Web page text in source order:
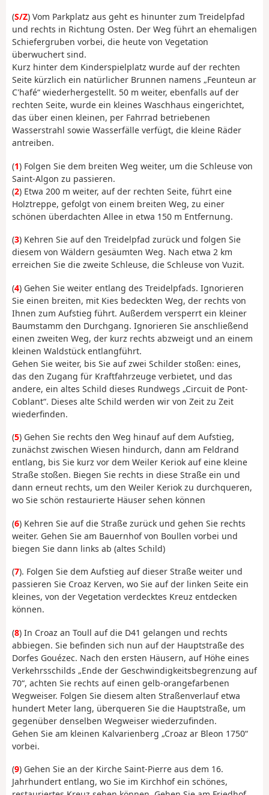
(S/Z) Vom Parkplatz aus geht es hinunter zum Treidelpfad
und rechts in Richtung Osten. Der Weg führt an ehemaligen
Schiefergruben vorbei, die heute von Vegetation
überwuchert sind.
Kurz hinter dem Kinderspielplatz wurde auf der rechten
Seite kürzlich ein natürlicher Brunnen namens „Feunteun ar
C'hafé“ wiederhergestellt. 50 m weiter, ebenfalls auf der
rechten Seite, wurde ein kleines Waschhaus eingerichtet,
das über einen kleinen, per Fahrrad betriebenen
Wasserstrahl sowie Wasserfälle verfügt, die kleine Räder
antreiben.
(1) Folgen Sie dem breiten Weg weiter, um die Schleuse von
Saint-Algon zu passieren.
(2) Etwa 200 m weiter, auf der rechten Seite, führt eine
Holztreppe, gefolgt von einem breiten Weg, zu einer
schönen überdachten Allee in etwa 150 m Entfernung.
(3) Kehren Sie auf den Treidelpfad zurück und folgen Sie
diesem von Wäldern gesäumten Weg. Nach etwa 2 km
erreichen Sie die zweite Schleuse, die Schleuse von Vuzit.
(4) Gehen Sie weiter entlang des Treidelpfads. Ignorieren
Sie einen breiten, mit Kies bedeckten Weg, der rechts von
Ihnen zum Aufstieg führt. Außerdem versperrt ein kleiner
Baumstamm den Durchgang. Ignorieren Sie anschließend
einen zweiten Weg, der kurz rechts abzweigt und an einem
kleinen Waldstück entlangführt.
Gehen Sie weiter, bis Sie auf zwei Schilder stoßen: eines,
das den Zugang für Kraftfahrzeuge verbietet, und das
andere, ein altes Schild dieses Rundwegs „Circuit de Pont-
Coblant“. Dieses alte Schild werden wir von Zeit zu Zeit
wiederfinden.
(5) Gehen Sie rechts den Weg hinauf auf dem Aufstieg,
zunächst zwischen Wiesen hindurch, dann am Feldrand
entlang, bis Sie kurz vor dem Weiler Keriok auf eine kleine
Straße stoßen. Biegen Sie rechts in diese Straße ein und
dann erneut rechts, um den Weiler Keriok zu durchqueren,
wo Sie schön restaurierte Häuser sehen können
(6) Kehren Sie auf die Straße zurück und gehen Sie rechts
weiter. Gehen Sie am Bauernhof von Boullen vorbei und
biegen Sie dann links ab (altes Schild)
(7). Folgen Sie dem Aufstieg auf dieser Straße weiter und
passieren Sie Croaz Kerven, wo Sie auf der linken Seite ein
kleines, von der Vegetation verdecktes Kreuz entdecken
können.
(8) In Croaz an Toull auf die D41 gelangen und rechts
abbiegen. Sie befinden sich nun auf der Hauptstraße des
Dorfes Gouézec. Nach den ersten Häusern, auf Höhe eines
Verkehrsschilds „Ende der Geschwindigkeitsbegrenzung auf
70“, achten Sie rechts auf einen gelb-orangefarbenen
Wegweiser. Folgen Sie diesem alten Straßenverlauf etwa
hundert Meter lang, überqueren Sie die Hauptstraße, um
gegenüber denselben Wegweiser wiederzufinden.
Gehen Sie am kleinen Kalvarienberg „Croaz ar Bleon 1750“
vorbei.
(9) Gehen Sie an der Kirche Saint-Pierre aus dem 16.
Jahrhundert entlang, wo Sie im Kirchhof ein schönes,